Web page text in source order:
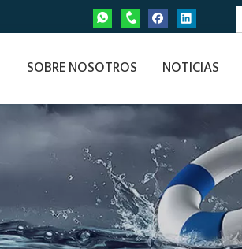
SOBRE NOSOTROS NOTICIAS